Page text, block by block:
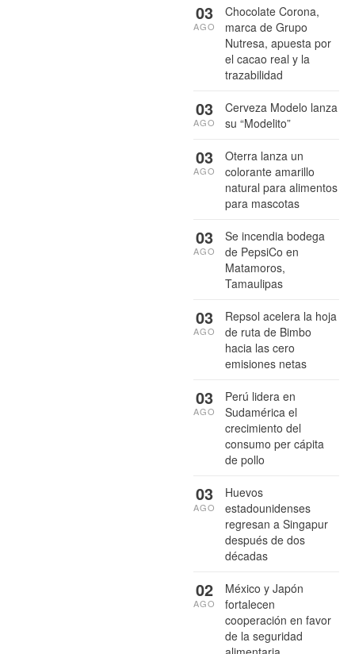
Chocolate Corona,
marca de Grupo
Nutresa, apuesta por
el cacao real y la
trazabilidad
03
AGO
Cerveza Modelo lanza
su “Modelito”
03
AGO
Oterra lanza un
colorante amarillo
natural para alimentos
para mascotas
03
AGO
Se incendia bodega
de PepsiCo en
Matamoros,
Tamaulipas
03
AGO
Repsol acelera la hoja
de ruta de Bimbo
hacia las cero
emisiones netas
03
AGO
Perú lidera en
Sudamérica el
crecimiento del
consumo per cápita
de pollo
03
AGO
Huevos
estadounidenses
regresan a Singapur
después de dos
décadas
03
AGO
México y Japón
fortalecen
cooperación en favor
de la seguridad
02
AGO